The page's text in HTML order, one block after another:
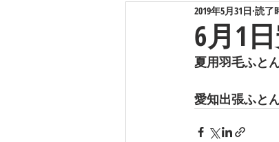
6月1
2019年5月31日 読了
夏用羽毛ふと
愛知出張ふと